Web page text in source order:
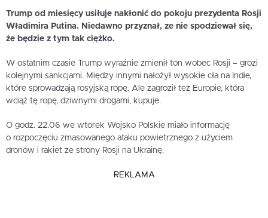
Trump od miesięcy usiłuje nakłonić do pokoju prezydenta Rosji
Władimira Putina. Niedawno przyznał, ze nie spodziewał się,
że będzie z tym tak ciężko.
W ostatnim czasie Trump wyraźnie zmienił ton wobec Rosji – grozi
kolejnymi sankcjami. Między innymi nałożył wysokie cła na Indie,
które sprowadzają rosyjską ropę. Ale zagroził też Europie, która
wciąż tę ropę, dziwnymi drogami, kupuje.
O godz. 22.06 we wtorek Wojsko Polskie miało informację
o rozpoczęciu zmasowanego ataku powietrznego z użyciem
dronów i rakiet ze strony Rosji na Ukrainę.
REKLAMA